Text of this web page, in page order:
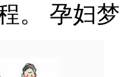
。 孕妇